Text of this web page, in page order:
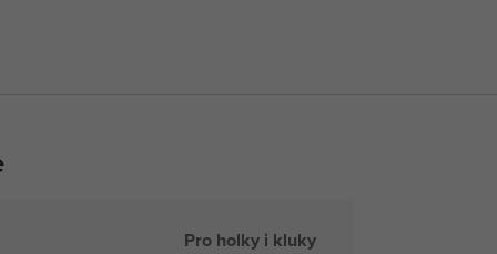
Pro holky i kluky